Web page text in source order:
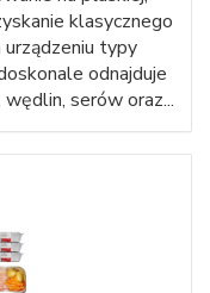
klasycznego
typy
odnajduje
serów oraz...